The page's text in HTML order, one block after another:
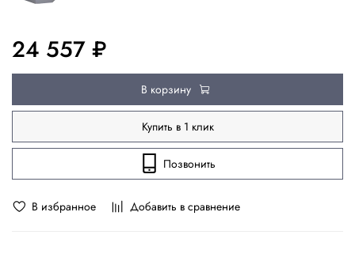
В избранное Добавить в сравнение
24 557 ₽
В корзину
Купить в 1 клик
Позвонить